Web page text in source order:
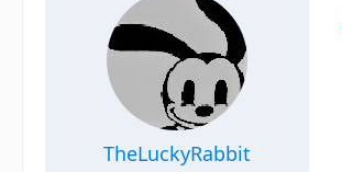
TheLuckyRabbit